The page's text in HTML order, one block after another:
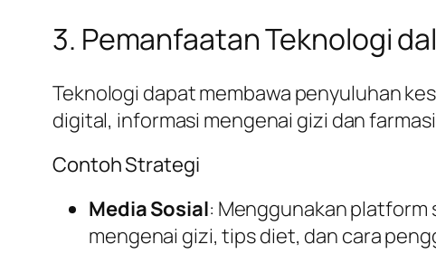
3. Pemanfaatan Teknologi
Teknologi dapat membawa penyuluhan
digital, informasi mengenai gizi dan
Contoh Strategi
Media Sosial: Menggunakan
mengenai gizi, tips diet, dan cara